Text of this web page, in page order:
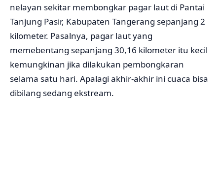
nelayan sekitar membongkar pagar laut di Pantai
Tanjung Pasir, Kabupaten Tangerang sepanjang 2
kilometer. Pasalnya, pagar laut yang
memebentang sepanjang 30,16 kilometer itu kecil
kemungkinan jika dilakukan pembongkaran
selama satu hari. Apalagi akhir-akhir ini cuaca bisa
dibilang sedang ekstream.